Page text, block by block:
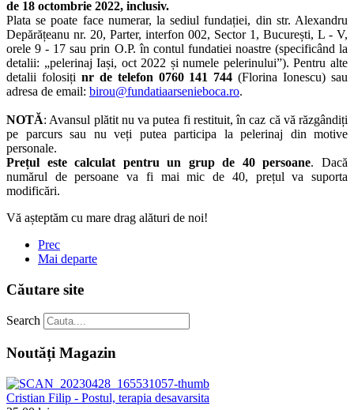
de 18 octombrie 2022, inclusiv.
Plata se poate face numerar, la sediul fundației, din str. Alexandru
Depărățeanu nr. 20, Parter, interfon 002, Sector 1, București, L - V,
orele 9 - 17 sau prin O.P. în contul fundatiei noastre (specificând la
detalii: „pelerinaj Iași, oct 2022 și numele pelerinului”). Pentru alte
detalii folosiți nr de telefon 0760 141 744 (Florina Ionescu) sau
adresa de email: birou@fundatiaarsenieboca.ro.
NOTĂ: Avansul plătit nu va putea fi restituit, în caz că vă răzgândiți
pe parcurs sau nu veți putea participa la pelerinaj din motive
personale.
Prețul este calculat pentru un grup de 40 persoane. Dacă
numărul de persoane va fi mai mic de 40, prețul va suporta
modificări.
Vă așteptăm cu mare drag alături de noi!
Prec
Mai departe
Căutare site
Search
Noutăți Magazin
Cristian Filip - Postul, terapia desavarsita